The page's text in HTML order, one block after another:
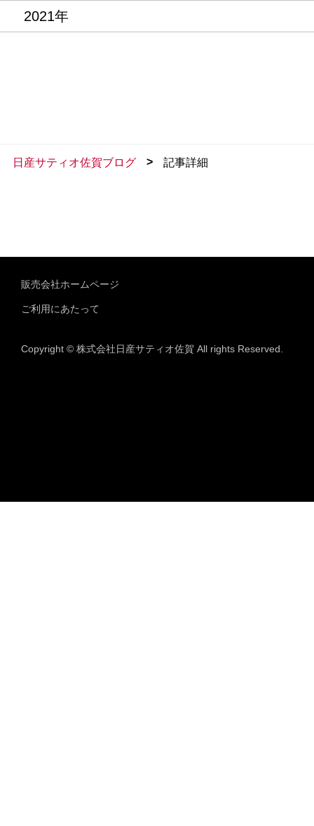
2021年
日産サティオ佐賀ブログ > 記事詳細
販売会社ホームページ
ご利用にあたって
Copyright © 株式会社日産サティオ佐賀 All rights Reserved.